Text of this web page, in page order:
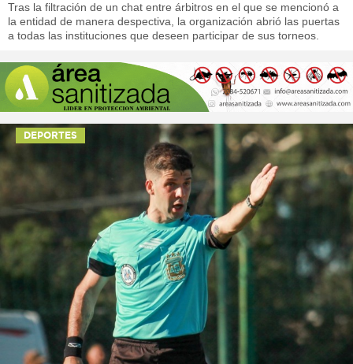
Tras la filtración de un chat entre árbitros en el que se mencionó a
la entidad de manera despectiva, la organización abrió las puertas
a todas las instituciones que deseen participar de sus torneos.
DEPORTES